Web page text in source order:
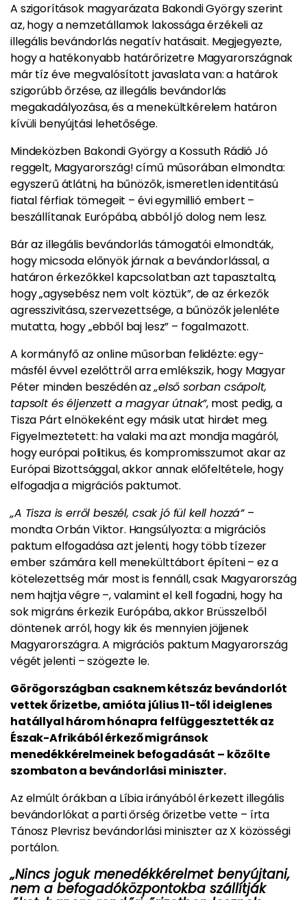
A szigorítások magyarázata Bakondi György szerint
az, hogy a nemzetállamok lakossága érzékeli az
illegális bevándorlás negatív hatásait. Megjegyezte,
hogy a hatékonyabb határőrizetre Magyarországnak
már tíz éve megvalósított javaslata van: a határok
szigorúbb őrzése, az illegális bevándorlás
megakadályozása, és a menekültkérelem határon
kívüli benyújtási lehetősége.
Mindeközben Bakondi György a Kossuth Rádió Jó
reggelt, Magyarország! című műsorában elmondta:
egyszerű átlátni, ha bűnözők, ismeretlen identitású
fiatal férfiak tömegeit – évi egymillió embert –
beszállítanak Európába, abból jó dolog nem lesz.
Bár az illegális bevándorlás támogatói elmondták,
hogy micsoda előnyök járnak a bevándorlással, a
határon érkezőkkel kapcsolatban azt tapasztalta,
hogy „agysebész nem volt köztük”, de az érkezők
agresszivitása, szervezettsége, a bűnözők jelenléte
mutatta, hogy „ebből baj lesz” – fogalmazott.
A kormányfő az online műsorban felidézte: egy-
másfél évvel ezelőttről arra emlékszik, hogy Magyar
Péter minden beszédén az„első sorban csápolt,
tapsolt és éljenzett a magyar útnak”, most pedig, a
Tisza Párt elnökeként egy másik utat hirdet meg.
Figyelmeztetett: ha valaki ma azt mondja magáról,
hogy európai politikus, és kompromisszumot akar az
Európai Bizottsággal, akkor annak előfeltétele, hogy
elfogadja a migrációs paktumot.
„A Tisza is erről beszél, csak jó fül kell hozzá” –
mondta Orbán Viktor. Hangsúlyozta: a migrációs
paktum elfogadása azt jelenti, hogy több tízezer
ember számára kell menekülttábort építeni – ez a
kötelezettség már most is fennáll, csak Magyarország
nem hajtja végre –, valamint el kell fogadni, hogy ha
sok migráns érkezik Európába, akkor Brüsszelből
döntenek arról, hogy kik és mennyien jöjjenek
Magyarországra. A migrációs paktum Magyarország
végét jelenti – szögezte le.
Görögországban csaknem kétszáz bevándorlót
vettek őrizetbe, amióta július 11-től ideiglenes
hatállyal három hónapra felfüggesztették az
Észak-Afrikából érkező migránsok
menedékkérelmeinek befogadását – közölte
szombaton a bevándorlási miniszter.
Az elmúlt órákban a Líbia irányából érkezett illegális
bevándorlókat a parti őrség őrizetbe vette – írta
Tánosz Plevrisz bevándorlási miniszter az X közösségi
portálon.
„Nincs joguk menedékkérelmet benyújtani,
nem a befogadóközpontokba szállítják